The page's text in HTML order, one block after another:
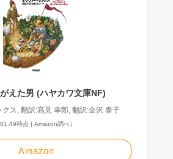
えた男 (ハヤカワ文庫NF)
ス, 翻訳:高見 幸郎, 翻訳:金沢 泰子
時点 | Amazon調べ）
Amazon